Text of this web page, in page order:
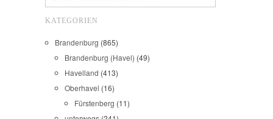
KATEGORIEN
Brandenburg (865)
Brandenburg (Havel) (49)
Havelland (413)
Oberhavel (16)
Fürstenberg (11)